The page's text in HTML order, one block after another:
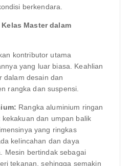
berkendara.
Master dalam
kontributor utama
yang luar biasa. Keahlian
dalam desain dan
rangka dan suspensi.
Rangka aluminium ringan
dan umpan balik
yang ringkas
kelincahan dan daya
Mesin bertindak sebagai
tekanan, sehingga semakin